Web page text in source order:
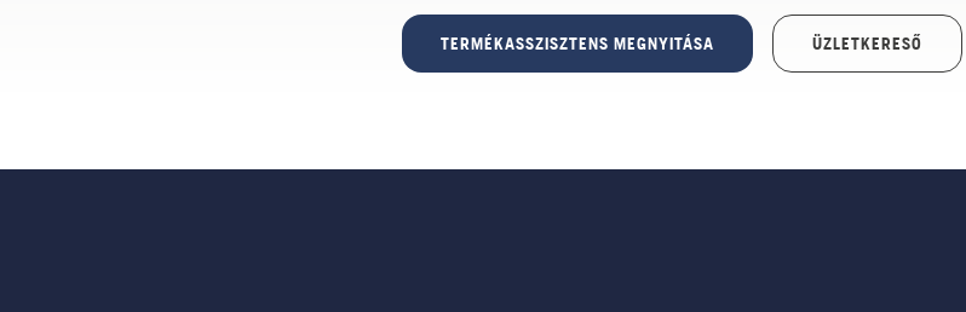
TERMÉKASSZISZTENS MEGNYITÁSA ÜZLETKERESŐ